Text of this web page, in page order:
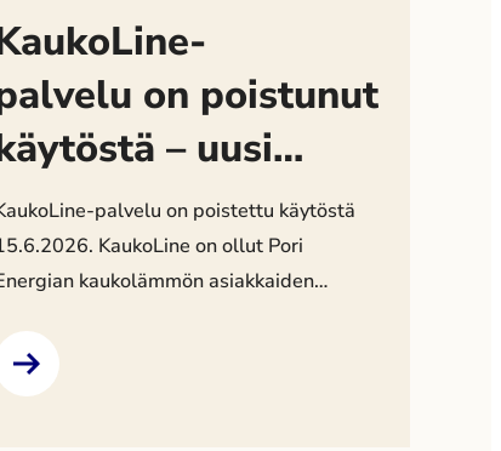
on poistunut
– uusi
palvelu on poistettu käytöstä
KaukoLine on ollut Pori
kaukolämmön asiakkaiden
tarkastella laskutietoja
päivittää omia yhteystietoja. Palvelun